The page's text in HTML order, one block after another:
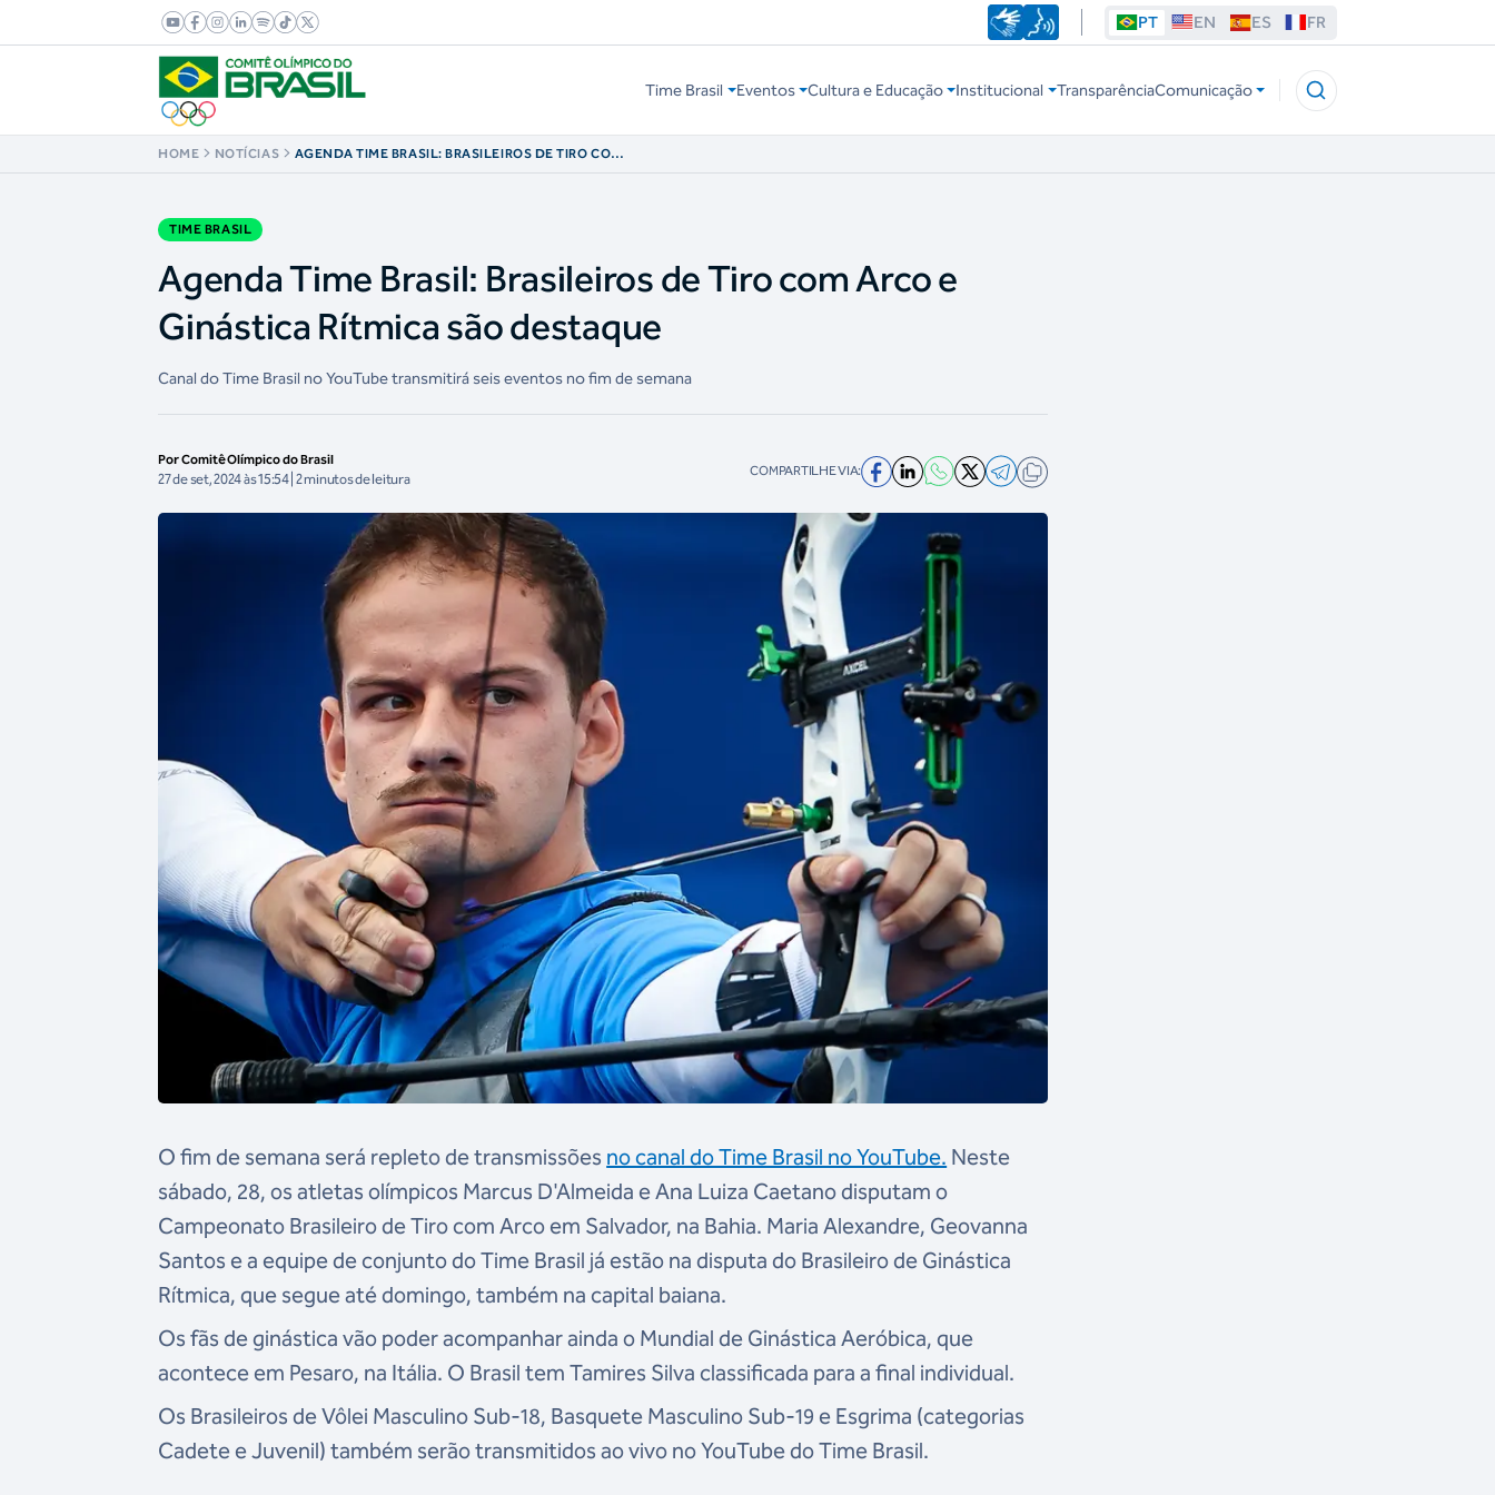
PT EN ES FR
Time Brasil Eventos Cultura e Educação Institucional TransparênciaComunicação
HOME NOTÍCIAS
AGENDA TIME BRASIL: BRASILEIROS DE TIRO COM
TIME BRASIL
Agenda Time Brasil: Brasileiros de Tiro com Arco e
Ginástica Rítmica são destaque
Canal do Time Brasil no YouTube transmitirá seis eventos no fim de semana
Por Comitê Olímpico do Brasil
27 de set, 2024 às 15:54 | 2 minutos de leitura COMPARTILHE VIA:
O fim de semana será repleto de transmissões no canal do Time Brasil no YouTube. Neste
sábado, 28, os atletas olímpicos Marcus D'Almeida e Ana Luiza Caetano disputam o
Campeonato Brasileiro de Tiro com Arco em Salvador, na Bahia. Maria Alexandre, Geovanna
Santos e a equipe de conjunto do Time Brasil já estão na disputa do Brasileiro de Ginástica
Rítmica, que segue até domingo, também na capital baiana.
Os fãs de ginástica vão poder acompanhar ainda o Mundial de Ginástica Aeróbica, que
acontece em Pesaro, na Itália. O Brasil tem Tamires Silva classificada para a final individual.
Os Brasileiros de Vôlei Masculino Sub-18, Basquete Masculino Sub-19 e Esgrima (categorias
Cadete e Juvenil) também serão transmitidos ao vivo no YouTube do Time Brasil.